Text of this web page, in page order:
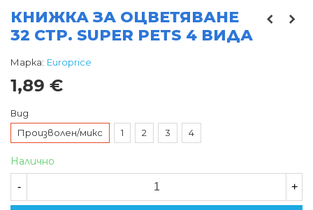
КНИЖКА ЗА ОЦВEТЯВАНЕ
32 СТР. SUPER PETS 4 ВИДА
Марка: Europrice
1,89 €
Вид
Произволен/микс
1 2 3 4
Налично
- +